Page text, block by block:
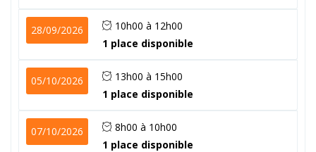
28/09/2026
10h00 à 12h00
1 place disponible
05/10/2026
13h00 à 15h00
1 place disponible
07/10/2026
8h00 à 10h00
1 place disponible